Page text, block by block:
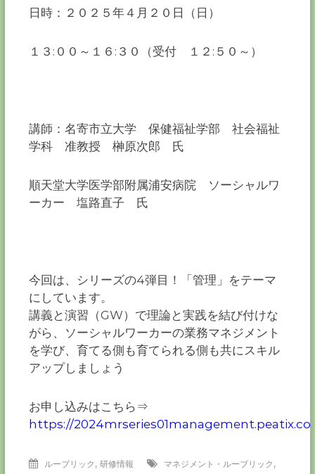
日時：２０２５年４月２０日（日）
１３:００～１６:３０（受付 １２:５０～）
講師：名寄市⽴⼤学 保健福祉学部 社会福祉
学科 准教授 榊原次郎 ⽒
順天堂⼤学医学部附属浦安病院 ソーシャルワ
ーカー 塩路直⼦ ⽒
今回は、シリーズの4弾⽬！「管理」をテーマ
にしています。
講義と演習（GW）で理論と実践を結び付けな
がら、ソーシャルワーカーの業務マネジメント
を学び、育てる側も育てられる側も共にスキル
アップしましょう
お申し込みはこちら⇒
https://
ルーブリック ,研修情報 マネジメント・ルーブリック ,